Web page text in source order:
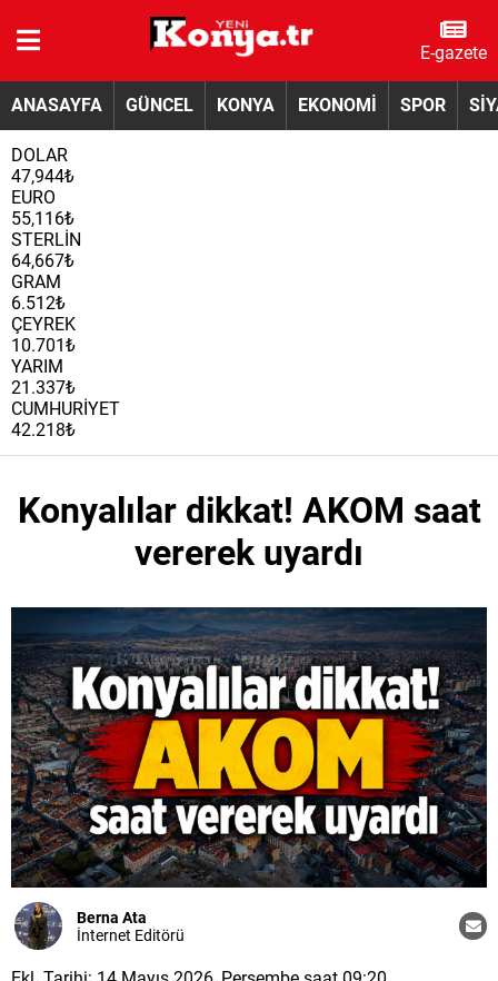
E-gazete
ANASAYFA GÜNCEL KONYA EKONOMİ SPOR
DOLAR
47,944₺
EURO
55,116₺
STERLİN
64,667₺
GRAM
6.512₺
ÇEYREK
10.701₺
YARIM
21.337₺
CUMHURİYET
42.218₺
Konyalılar dikkat! AKOM saat
vererek uyardı
Berna Ata
İnternet Editörü